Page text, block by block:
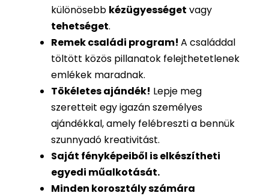
különösebb kézügyességet vagy
tehetséget.
Remek családi program! A családdal
töltött közös pillanatok felejthetetlenek
emlékek maradnak.
Tökéletes ajándék! Lepje meg
szeretteit egy igazán személyes
ajándékkal, amely felébreszti a bennük
szunnyadó kreativitást.
Saját fényképeiből iselkészítheti
egyedi műalkotását.
Minden korosztály számára